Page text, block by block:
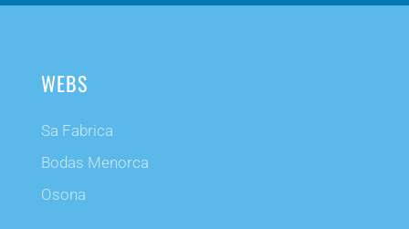
WEBS
Sa Fabrica
Bodas Menorca
Osona